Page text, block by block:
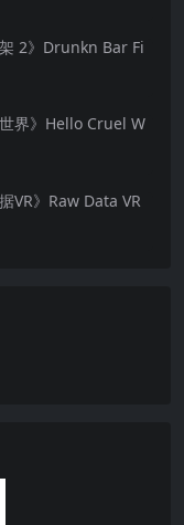
2》Drunkn Bar Fi
界》Hello Cruel W
VR》Raw Data VR